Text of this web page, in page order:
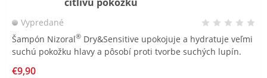
Vypredané
Šampón Nizoral® Dry&Sensitive upokojuje a hydratuje veľmi
suchú pokožku hlavy a pôsobí proti tvorbe suchých lupín.
€9,90